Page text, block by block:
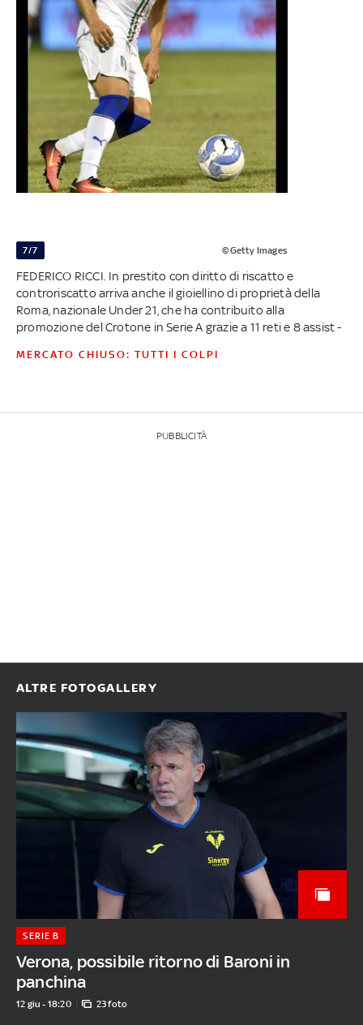
7/7 ©Getty Images
FEDERICO RICCI. In prestito con diritto di riscatto e
controriscatto arriva anche il gioiellino di proprietà della
Roma, nazionale Under 21, che ha contribuito alla
promozione del Crotone in Serie A grazie a 11 reti e 8 assist -
MERCATO CHIUSO: TUTTI I COLPI
PUBBLICITÀ
ALTRE FOTOGALLERY
Verona, possibile ritorno di Baroni in
panchina
SERIE B
12 giu - 18:20 23 foto